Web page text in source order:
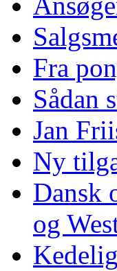
Fra
Sådan
Jan
Ny
Dansk
og